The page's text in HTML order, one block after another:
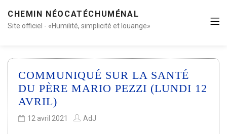
CHEMIN NÉOCATÉCHUMÉNAL
Site officiel - «Humilité, simplicité et louange»
COMMUNIQUÉ SUR LA SANTÉ
DU PÈRE MARIO PEZZI (LUNDI 12
AVRIL)
12 avril 2021 AdJ